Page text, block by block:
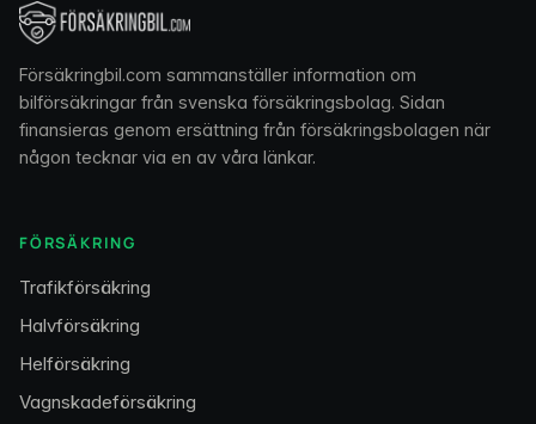
Försäkringbil.com sammanställer information om
bilförsäkringar från svenska försäkringsbolag. Sidan
finansieras genom ersättning från försäkringsbolagen när
någon tecknar via en av våra länkar.
FÖRSÄKRING
Trafikförsäkring
Halvförsäkring
Helförsäkring
Vagnskadeförsäkring